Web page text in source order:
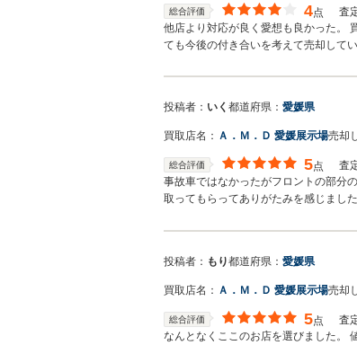
総合評価 4点 査
他店より対応が良く愛想も良かった。
ても今後の付き合いを考えて売却して
投稿者： いく 都道府県： 愛媛県
買取店名： Ａ．Ｍ．Ｄ 愛媛展示場売却
総合評価 5点 査
事故車ではなかったがフロントの部分
取ってもらってありがたみを感じまし
投稿者： もり都道府県： 愛媛県
買取店名： Ａ．Ｍ．Ｄ 愛媛展示場売却
総合評価 5点 査
なんとなくここのお店を選びました。